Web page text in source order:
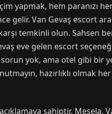
yapmak, hem paranızı
gelir. Van Gevaş escort
temkinli olun. Sahsen
eve gelen escort
yok, ama otel gibi bir
hazırlıklı olmak
sahiptir. Mesela,